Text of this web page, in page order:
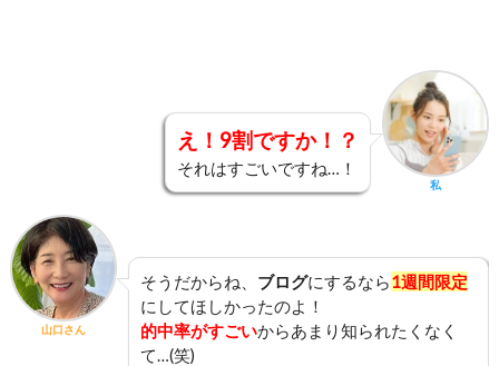
え！9割ですか！？
それはすごいですね…！
私
山口さん
そうだからね、 ブログにするなら1週間限定
にしてほしかったのよ！
的中率がすごいからあまり知られたくなく
て…(笑)